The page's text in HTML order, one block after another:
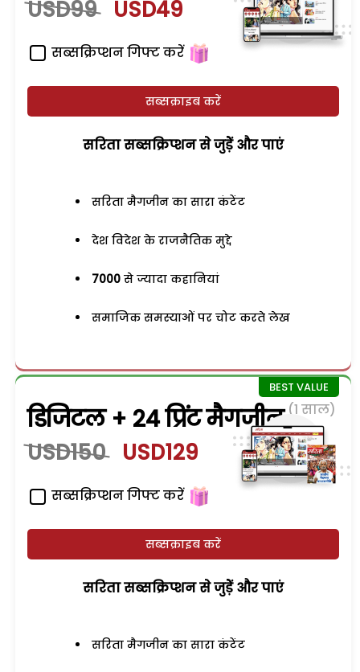
USD99 USD49
सब्सक्रिप्शन गिफ्ट करें
सब्सक्राइब करें
सरिता सब्सक्रिप्शन से जुड़ेें और पाएं
सरिता मैगजीन का सारा कंटेंट
देश विदेश के राजनैतिक मुद्दे
7000 से ज्यादा कहानियां
समाजिक समस्याओं पर चोट करते लेख
डिजिटल + 24 प्रिंट मैगजीन (1 साल)
USD150 USD129
सब्सक्रिप्शन गिफ्ट करें
सब्सक्राइब करें
सरिता सब्सक्रिप्शन से जुड़ेें और पाएं
सरिता मैगजीन का सारा कंटेंट